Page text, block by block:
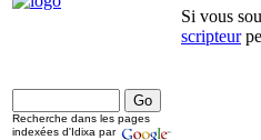
Si vous
scripteur
Recherche dans les pages
indexées d'Idixa par